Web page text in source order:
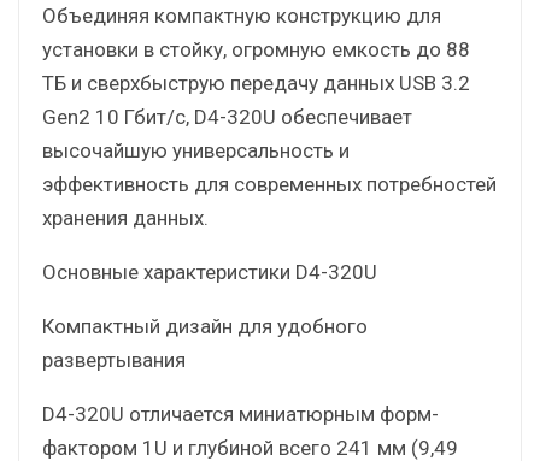
Объединяя компактную конструкцию для
установки в стойку, огромную емкость до 88
ТБ и сверхбыструю передачу данных USB 3.2
Gen2 10 Гбит/с, D4-320U обеспечивает
высочайшую универсальность и
эффективность для современных потребностей
хранения данных.
Основные характеристики D4-320U
Компактный дизайн для удобного
развертывания
D4-320U отличается миниатюрным форм-
фактором 1U и глубиной всего 241 мм (9,49